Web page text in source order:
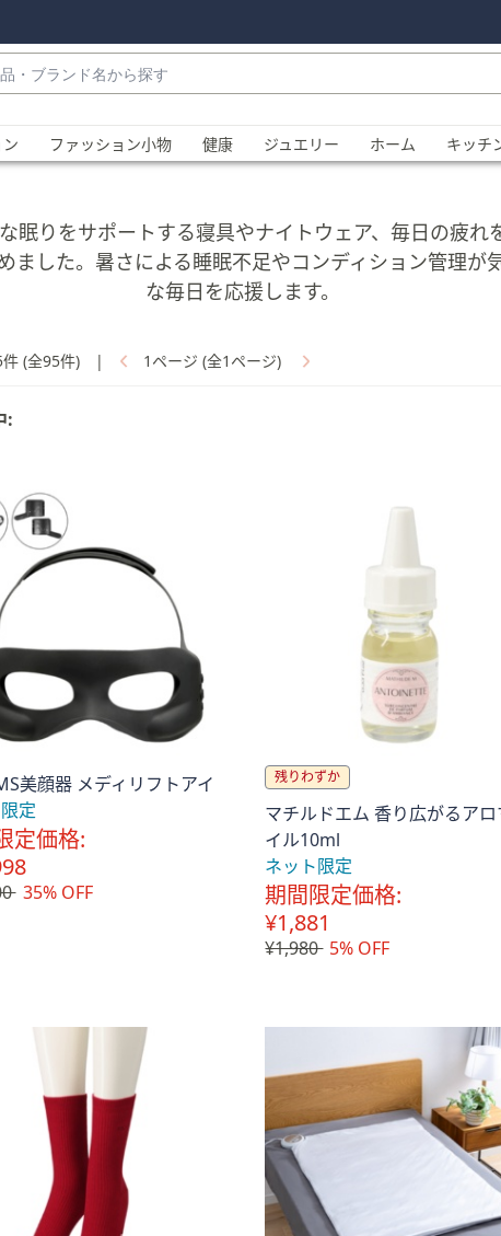
ファッション小物 健康 ジュエリー ホーム キッチ
眠りをサポートする寝具やナイトウェア、毎日の疲
ました。暑さによる睡眠不足やコンディション管理
な毎日を応援します。
(全95件) | 1ページ (全1ページ)
:
美顔器 メディリフトアイ
定
定価格:
35% OFF
残りわずか
マチルドエム 香り広がるアロ
イル10ml
ネット限定
期間限定価格:
¥1,881
¥1,980 5% OFF